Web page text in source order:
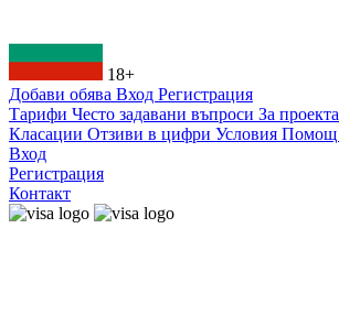
18+
Добави обява Вход Регистрация
Тарифи Често задавани въпроси За проекта
Класации Отзиви в цифри Условия Помощ
Вход
Регистрация
Контакт